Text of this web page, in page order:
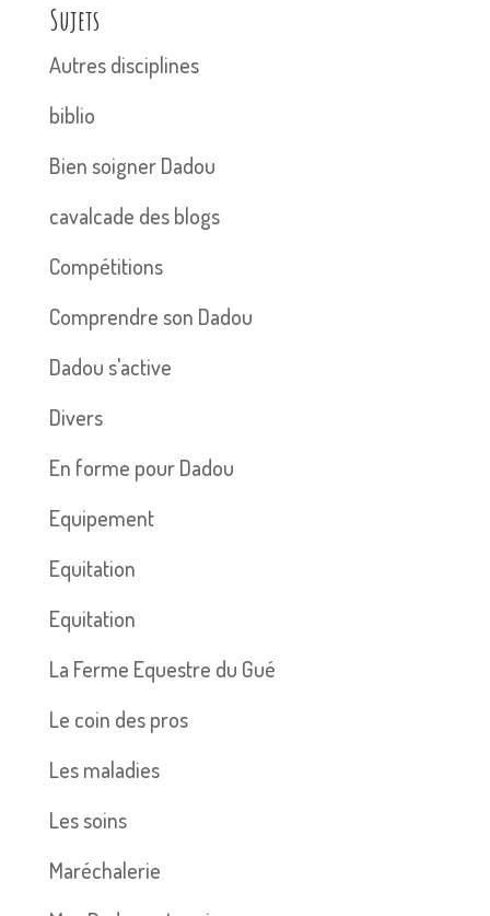
Sujets
Autres disciplines
biblio
Bien soigner Dadou
cavalcade des blogs
Compétitions
Comprendre son Dadou
Dadou s'active
Divers
En forme pour Dadou
Equipement
Equitation
Equitation
La Ferme Equestre du Gué
Le coin des pros
Les maladies
Les soins
Maréchalerie